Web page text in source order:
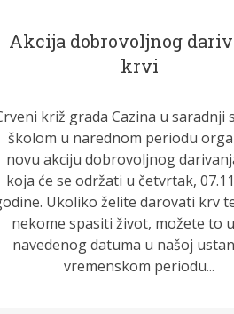
Akcija dobrovoljnog
krvi
križ grada Cazina u saradnji
školom u narednom periodu
novu akciju dobrovoljnog
koja će se održati u četvrtak,
Ukoliko želite darovati krv
nekome spasiti život, možete to
navedenog datuma u našoj
vremenskom periodu...